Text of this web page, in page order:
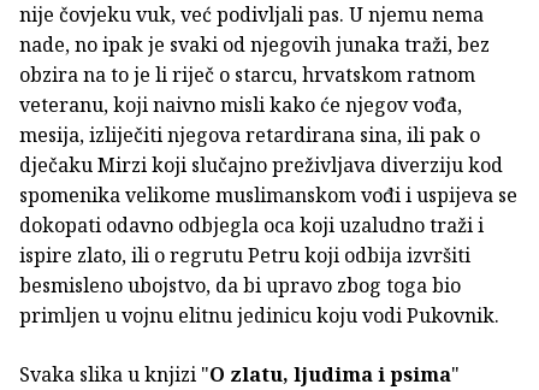
nije čovjeku vuk, već podivljali pas. U njemu nema
nade, no ipak je svaki od njegovih junaka traži, bez
obzira na to je li riječ o starcu, hrvatskom ratnom
veteranu, koji naivno misli kako će njegov vođa,
mesija, izliječiti njegova retardirana sina, ili pak o
dječaku Mirzi koji slučajno preživljava diverziju kod
spomenika velikome muslimanskom vođi i uspijeva se
dokopati odavno odbjegla oca koji uzaludno traži i
ispire zlato, ili o regrutu Petru koji odbija izvršiti
besmisleno ubojstvo, da bi upravo zbog toga bio
primljen u vojnu elitnu jedinicu koju vodi Pukovnik.
Svaka slika u knjizi "O zlatu, ljudima i psima"